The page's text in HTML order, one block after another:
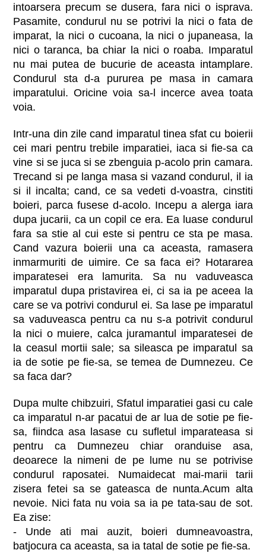
intoarsera precum se dusera, fara nici o isprava.
Pasamite, condurul nu se potrivi la nici o fata de
imparat, la nici o cucoana, la nici o jupaneasa, la
nici o taranca, ba chiar la nici o roaba. Imparatul
nu mai putea de bucurie de aceasta intamplare.
Condurul sta d-a pururea pe masa in camara
imparatului. Oricine voia sa-l incerce avea toata
voia.
Intr-una din zile cand imparatul tinea sfat cu boierii
cei mari pentru trebile imparatiei, iaca si fie-sa ca
vine si se juca si se zbenguia p-acolo prin camara.
Trecand si pe langa masa si vazand condurul, il ia
si il incalta; cand, ce sa vedeti d-voastra, cinstiti
boieri, parca fusese d-acolo. Incepu a alerga iara
dupa jucarii, ca un copil ce era. Ea luase condurul
fara sa stie al cui este si pentru ce sta pe masa.
Cand vazura boierii una ca aceasta, ramasera
inmarmuriti de uimire. Ce sa faca ei? Hotararea
imparatesei era lamurita. Sa nu vaduveasca
imparatul dupa pristavirea ei, ci sa ia pe aceea la
care se va potrivi condurul ei. Sa lase pe imparatul
sa vaduveasca pentru ca nu s-a potrivit condurul
la nici o muiere, calca juramantul imparatesei de
la ceasul mortii sale; sa sileasca pe imparatul sa
ia de sotie pe fie-sa, se temea de Dumnezeu. Ce
sa faca dar?
Dupa multe chibzuiri, Sfatul imparatiei gasi cu cale
ca imparatul n-ar pacatui de ar lua de sotie pe fie-
sa, fiindca asa lasase cu sufletul imparateasa si
pentru ca Dumnezeu chiar oranduise asa,
deoarece la nimeni de pe lume nu se potrivise
condurul raposatei. Numaidecat mai-marii tarii
zisera fetei sa se gateasca de nunta.Acum alta
nevoie. Nici fata nu voia sa ia pe tata-sau de sot.
Ea zise:
- Unde ati mai auzit, boieri dumneavoastra,
batjocura ca aceasta, sa ia tatal de sotie pe fie-sa.